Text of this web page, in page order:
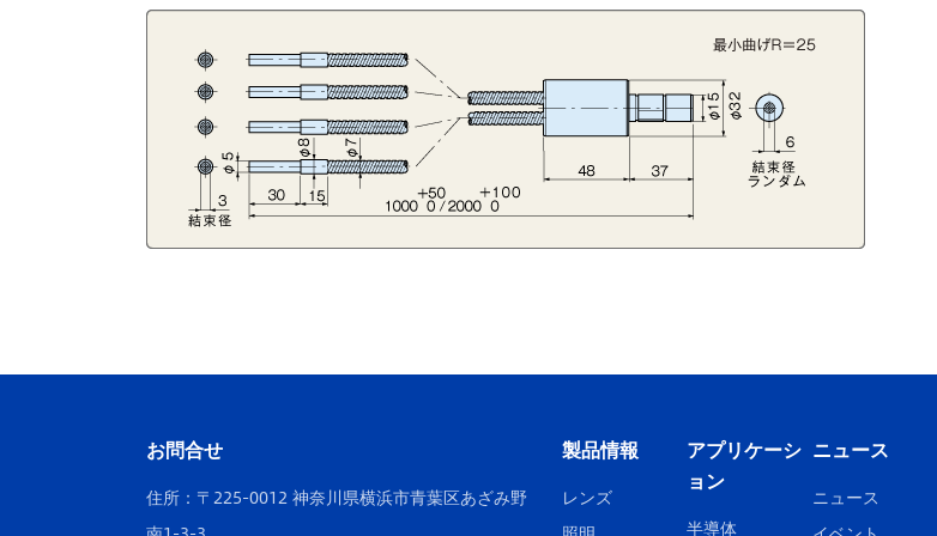
お問合せ
住所：〒225-0012 神奈川県横浜市青葉区あざみ野
製品情報
レンズ
アプリケーシ
ョン
半導体
ニュース
ニュース